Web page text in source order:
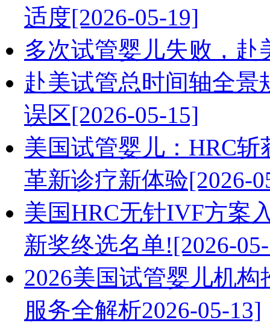
适度[2026-05-19]
多次试管婴儿失败，赴
赴美试管总时间轴全
误区[2026-05-15]
美国试管婴儿：HRC斩
革新诊疗新体验[2026-
美国HRC无针IVF方案
新奖终选名单![2026-
2026美国试管婴儿机
服务全解析2026-05-13]